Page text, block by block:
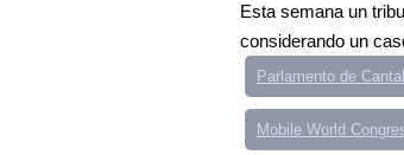
Esta semana un
considerando un
Parlamento de
Mobile World